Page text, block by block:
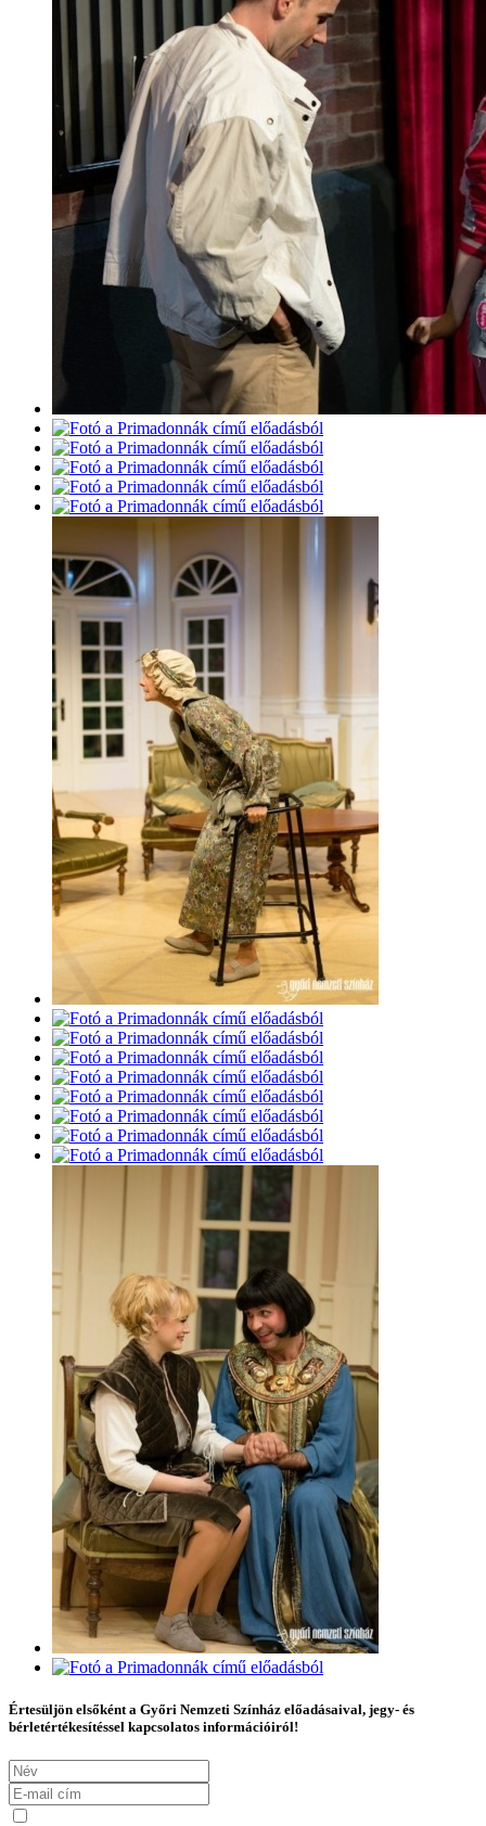
Értesüljön elsőként a Győri Nemzeti Színház előadásaival, jegy- és
bérletértékesítéssel kapcsolatos információiról!